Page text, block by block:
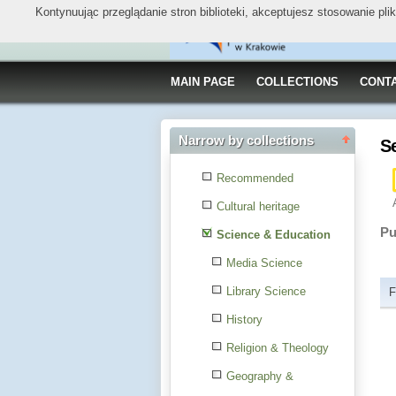
MAIN PAGE COLLECTIONS
Narrow by collections
Recommended
Cultural heritage
Science & Education
Media Science
Library Science
History
Religion & Theology
Geography &
Kontynuując przeglądanie stron biblioteki, akceptujesz stosowanie